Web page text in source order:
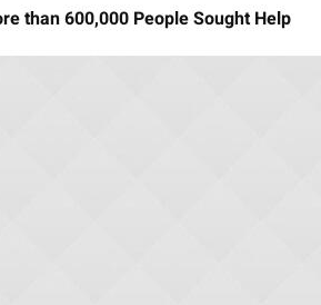
than 600,000 People Sought Help